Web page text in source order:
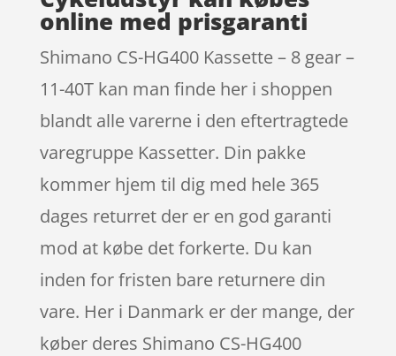
online med prisgaranti
Shimano CS-HG400 Kassette – 8 gear –
11-40T kan man finde her i shoppen
blandt alle varerne i den eftertragtede
varegruppe Kassetter. Din pakke
kommer hjem til dig med hele 365
dages returret der er en god garanti
mod at købe det forkerte. Du kan
inden for fristen bare returnere din
vare. Her i Danmark er der mange, der
køber deres Shimano CS-HG400